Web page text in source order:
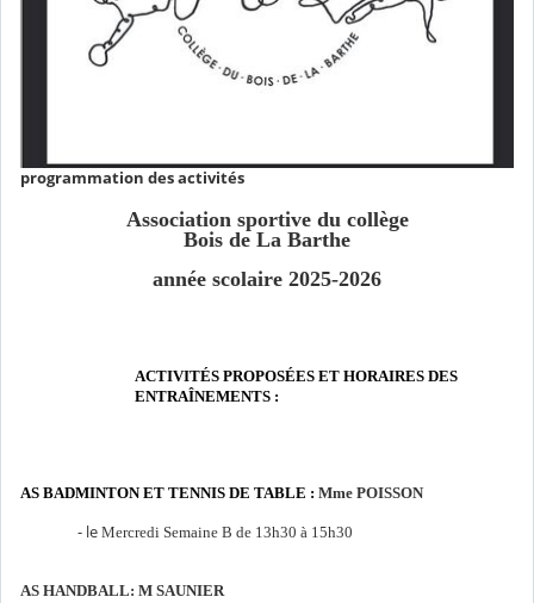
programmation des activités
Association sportive du collège
Bois de La Barthe
année scolaire 2025-2026
ACTIVITÉS PROPOSÉES ET HORAIRES DES
ENTRAÎNEMENTS :
AS BADMINTON ET TENNIS DE TABLE : Mme POISSON
- le Mercredi Semaine B de 13h30 à 15h30
AS HANDBALL: M SAUNIER